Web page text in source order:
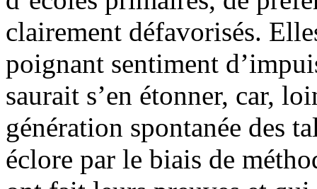
clairement défavorisés.
poignant sentiment
saurait s’en étonner, car,
génération spontanée des
éclore par le biais de